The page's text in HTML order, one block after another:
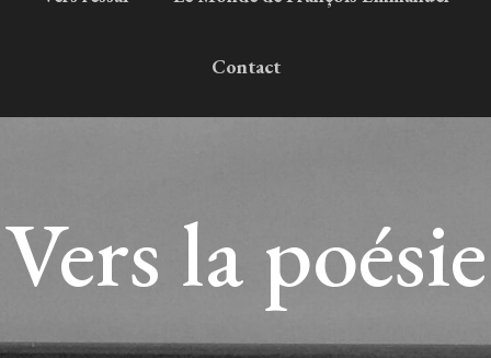
Contact
Vers la poésie